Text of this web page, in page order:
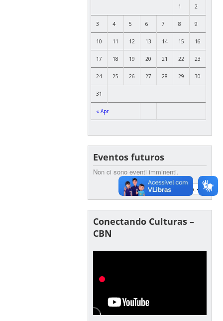
« Apr
1 2
3 4 5 6 7 8 9
10 11 12 13 14 15 16
17 18 19 20 21 22 23
24 25 26 27 28 29 30
31
Eventos futuros
Non ci sono eventi imminenti.
Visualizza Calendario.
Conectando Culturas –
CBN